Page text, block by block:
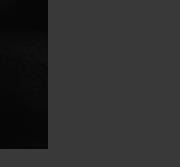
tecnologia ou
cronógrafo
“Hublotizado”,